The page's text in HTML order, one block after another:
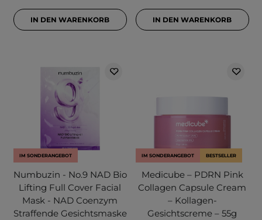
IN DEN WARENKORB IN DEN WARENKORB
IM SONDERANGEBOT
Numbuzin - No.9 NAD Bio
Lifting Full Cover Facial
Mask - NAD Coenzym
Straffende Gesichtsmaske
IM SONDERANGEBOT BESTSELLER
Medicube – PDRN Pink
Collagen Capsule Cream
– Kollagen-
Gesichtscreme – 55g